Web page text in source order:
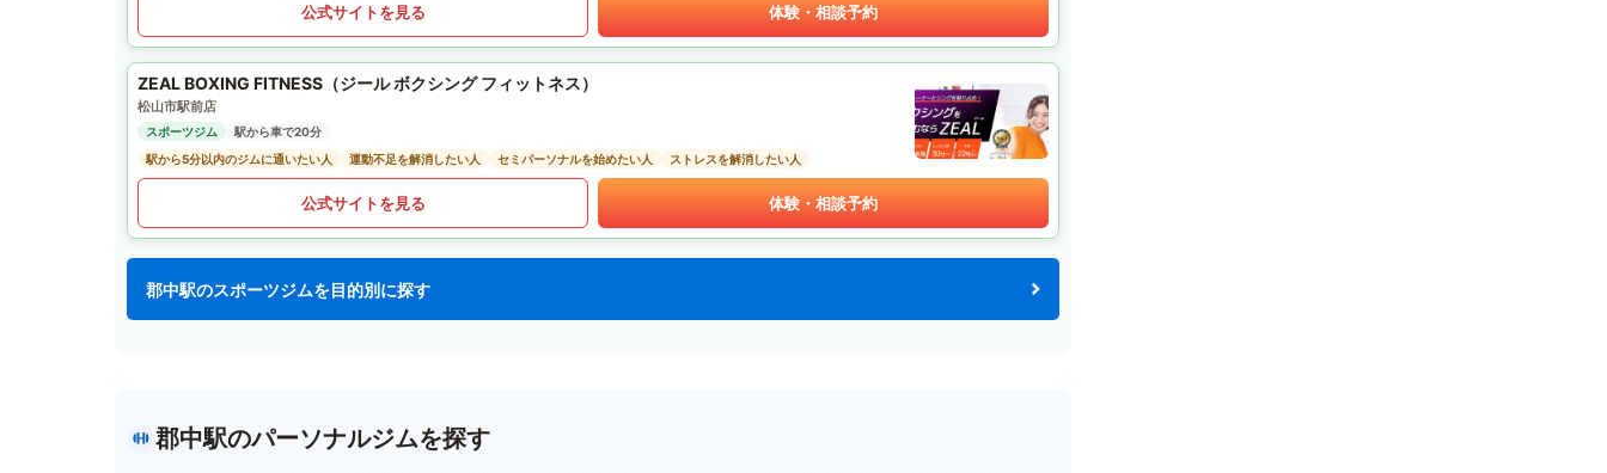
公式サイトを見る 体験・相談予約
ZEAL BOXING FITNESS（ジール ボクシング フィットネス）
松山市駅前店
スポーツジム
駅から車で20分
駅から5分以内のジムに通いたい人
運動不足を解消したい人 セミパーソナルを始めたい人 ストレスを解消したい人
公式サイトを見る 体験・相談予約
郡中駅のスポーツジムを目的別に探す
郡中駅のパーソナルジムを探す